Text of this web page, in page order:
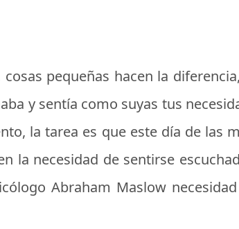
cosas pequeñas hacen la
y sentía como suyas tus
la tarea es que este día de las
la necesidad de sentirse
Abraham Maslow